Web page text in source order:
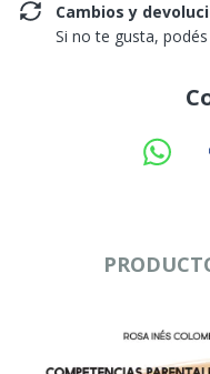
Cambios y
Si no te gusta,